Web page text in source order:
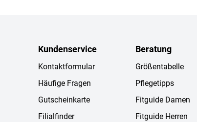
Kundenservice
Kontaktformular
Häufige Fragen
Gutscheinkarte
Filialfinder
Beratung
Größentabelle
Pflegetipps
Fitguide Damen
Fitguide Herren